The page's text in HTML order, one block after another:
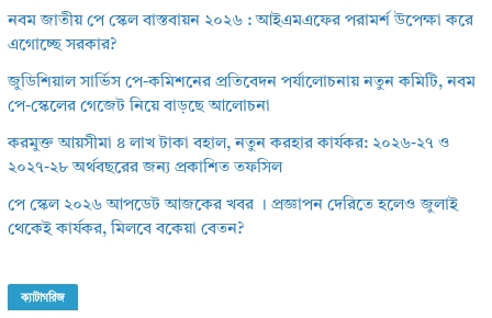
নবম জাতীয় পে স্কেল বাস্তবায়ন ২০২৬ : আইএমএফের পরামর্শ উপেক্ষা করে
এগোচ্ছে সরকার?
জুডিশিয়াল সার্ভিস পে-কমিশনের প্রতিবেদন পর্যালোচনায় নতুন কমিটি, নবম
পে-স্কেলের গেজেট নিয়ে বাড়ছে আলোচনা
করমুক্ত আয়সীমা ৪ লাখ টাকা বহাল, নতুন করহার কার্যকর: ২০২৬-২৭ ও
২০২৭-২৮ অর্থবছরের জন্য প্রকাশিত তফসিল
পে স্কেল ২০২৬ আপডেট আজকের খবর । প্রজ্ঞাপন দেরিতে হলেও জুলাই
থেকেই কার্যকর, মিলবে বকেয়া বেতন?
ক্যাটাগরিজ